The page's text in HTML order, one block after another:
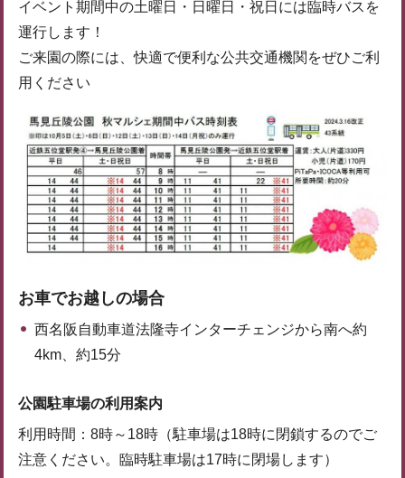
イベント期間中の土曜日・日曜日・祝日には臨時バスを
運行します！
ご来園の際には、快適で便利な公共交通機関をぜひご利
用ください
お車でお越しの場合
西名阪自動車道法隆寺インターチェンジから南へ約
4km、約15分
公園駐車場の利用案内
利用時間：8時～18時（駐車場は18時に閉鎖するのでご
注意ください。臨時駐車場は17時に閉場します）